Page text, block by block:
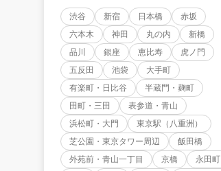
渋谷 新宿 日本橋
赤坂
六本木
神田 丸の内
新橋
品川
銀座 恵比寿
虎ノ門
五反田
池袋
大手町
有楽町・日比谷
半蔵門・麹町
田町・三田
表参道・青山
浜松町・大門
東京駅（八重洲）
芝公園・東京タワー周辺
飯田橋
外苑前・青山一丁目
京橋
永田町